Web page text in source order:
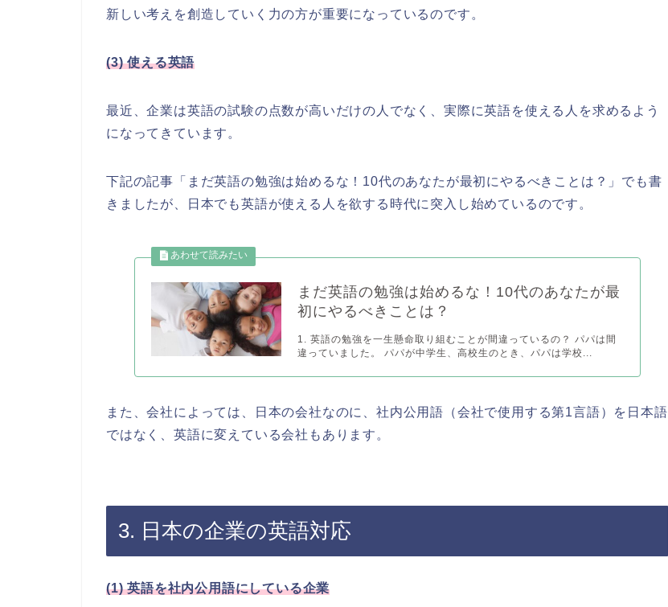
新しい考えを創造していく力の方が重要になっているのです。
(3) 使える英語
最近、企業は英語の試験の点数が高いだけの人でなく、実際に英語を使える人を求めるよう
になってきています。
下記の記事「まだ英語の勉強は始めるな！10代のあなたが最初にやるべきことは？」でも書
きましたが、日本でも英語が使える人を欲する時代に突入し始めているのです。
まだ英語の勉強は始めるな！10代のあなたが最
初にやるべきことは？
1. 英語の勉強を一生懸命取り組むことが間違っているの？ パパは間
違っていました。 パパが中学生、高校生のとき、パパは学校...
また、会社によっては、日本の会社なのに、社内公用語（会社で使用する第1言語）を日本語
ではなく、英語に変えている会社もあります。
3. 日本の企業の英語対応
(1) 英語を社内公用語にしている企業